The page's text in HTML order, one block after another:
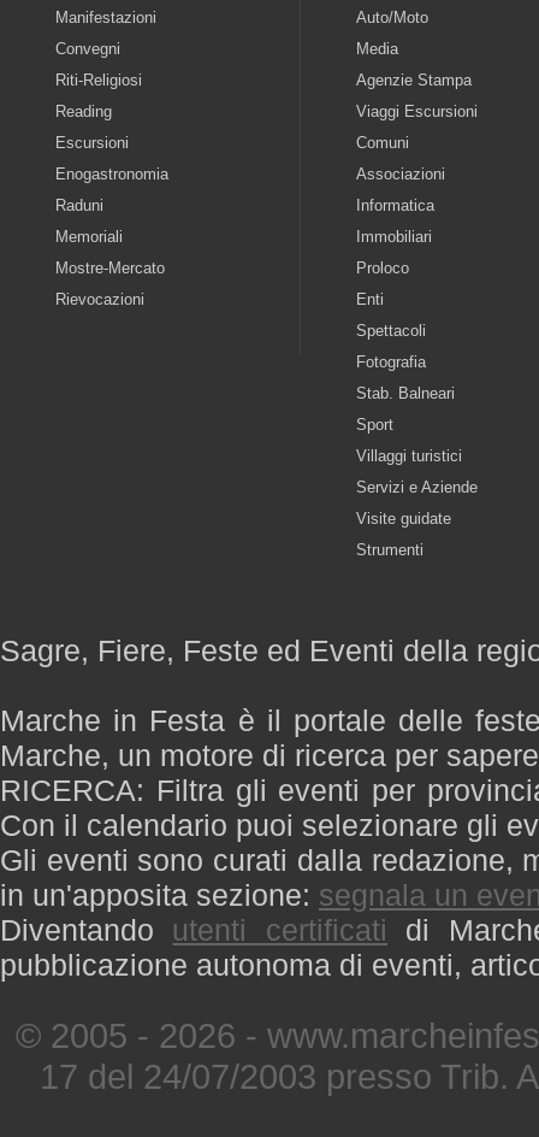
Manifestazioni
Convegni
Riti-Religiosi
Reading
Escursioni
Enogastronomia
Raduni
Memoriali
Mostre-Mercato
Rievocazioni
Auto/Moto
Media
Agenzie Stampa
Viaggi Escursioni
Comuni
Associazioni
Informatica
Immobiliari
Proloco
Enti
Spettacoli
Fotografia
Stab. Balneari
Sport
Villaggi turistici
Servizi e Aziende
Visite guidate
Strumenti
Sagre, Fiere, Feste ed Eventi della
Marche in Festa è il portale delle
Marche, un motore di ricerca per
RICERCA: Filtra gli eventi per
Con il calendario puoi selezionare gli
Gli eventi sono curati dalla redazione,
in un'apposita sezione: segnala un
Diventando utenti certificati di
pubblicazione autonoma di eventi,
© 2005 - 2026 -
17 del 24/07/2003 presso Trib.